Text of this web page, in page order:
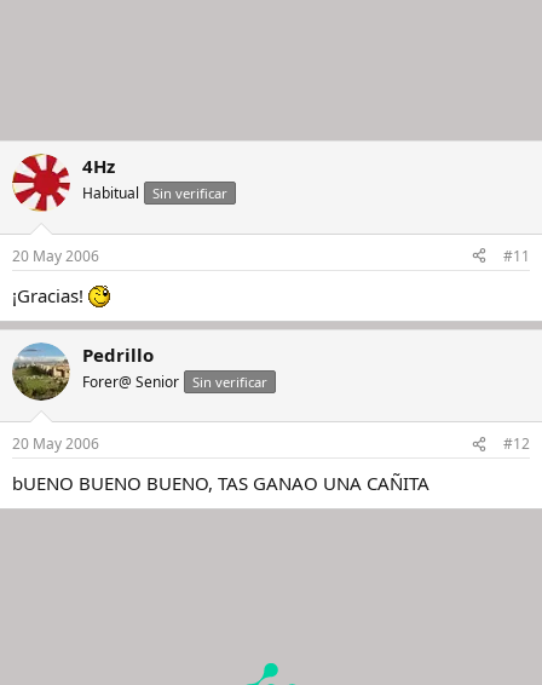
4Hz
Habitual Sin verificar
20 May 2006 #11
¡Gracias!
Pedrillo
Forer@ Senior Sin verificar
20 May 2006 #12
bUENO BUENO BUENO, TAS GANAO UNA CAÑITA